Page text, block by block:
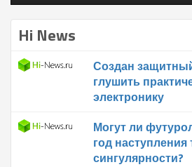
Hi News
Создан
глушить
электронику
Могут ли
год наступления
сингулярности?